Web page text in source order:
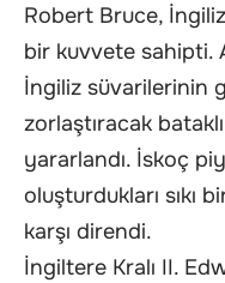
Robert Bruce,
bir kuvvete sahipti.
İngiliz süvarilerinin
zorlaştıracak
yararlandı. İskoç
oluşturdukları sıkı
karşı direndi.
İngiltere Kralı II.